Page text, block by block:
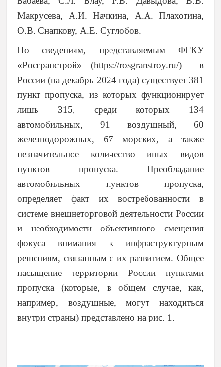
Макрусева, А.И. Начкина, А.А. Плахотина,
О.В. Снапкову, А.Е. Суглобов.
По сведениям, представляемым ФГКУ
«Росгранстрой» (https://rosgranstroy.ru/) в
России (на декабрь 2024 года) существует 381
пункт пропуска, из которых функционирует
лишь 315, среди которых 134
автомобильных, 91 воздушный, 60
железнодорожных, 67 морских, а также
незначительное количество иных видов
пунктов пропуска. Преобладание
автомобильных пунктов пропуска,
определяет факт их востребованности в
системе внешнеторговой деятельности России
и необходимости объективного смещения
фокуса внимания к инфраструктурным
решениям, связанным с их развитием. Общее
насыщение территории России пунктами
пропуска (которые, в общем случае, как,
например, воздушные, могут находиться
внутри страны) представлено на рис. 1.